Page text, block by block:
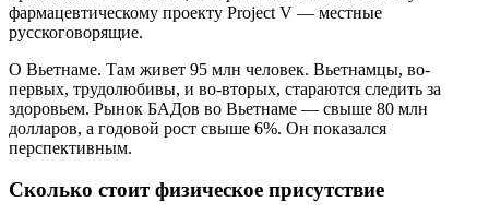
фармацевтическому проекту Project V — местные
русскоговорящие.
О Вьетнаме. Там живет 95 млн человек. Вьетнамцы, во-
первых, трудолюбивы, и во-вторых, стараются следить за
здоровьем. Рынок БАДов во Вьетнаме — свыше 80 млн
долларов, а годовой рост свыше 6%. Он показался
перспективным.
Сколько стоит физическое присутствие